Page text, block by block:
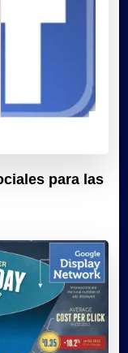
para las